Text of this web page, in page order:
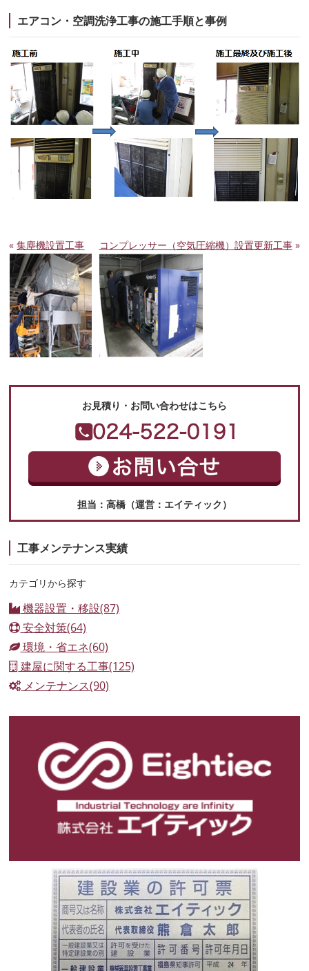
エアコン・空調洗浄工事の施工手順と事例
«集塵機設置工事 コンプレッサー（空気圧縮機）設置更新工事»
お見積り・お問い合わせはこちら
担当：高橋（運営：エイティック）
工事メンテナンス実績
カテゴリから探す
機器設置・移設(87)
安全対策(64)
環境・省エネ(60)
建屋に関する工事(125)
メンテナンス(90)